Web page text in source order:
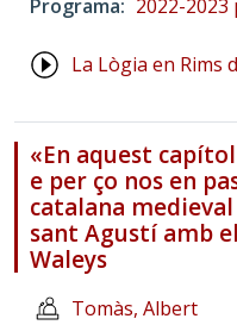
Programa
2022-
La Lògia en Rims
«En aquest
e per ço nos en
catalana
sant Agustí amb
Waleys
Tomàs, Albert